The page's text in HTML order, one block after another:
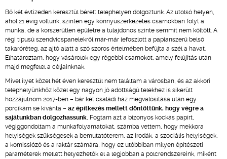
Bő két évtizeden keresztül bérelt telephelyen dolgoztunk. Az utolsó helyen,
ahol 21 évig voltunk, szintén egy könnyűszerkezetes csarnokban folyt a
munka, de a korszerűtlen épületre a tulajdonos szinte semmit nem költött. A
régi típusú szendvicspanelekről már-már lefoszlott a paplanszerű belső
takaróréteg, az ajtó alatt a szó szoros értelmében befújta a szél a havat.
Elhatároztam, hogy vásárolok egy régebbi csarnokot, amely felújítás után
majd megfelel a céljainknak.
Mivel ilyet közel hét éven keresztül nem találtam a városban, és az akkori
telephelyünkhöz közel egy nagyon jó adottságú telekhez is sikerült
hozzájutnom 2017-ben – bár két családi ház megvalósítása után egy
porcikám se kívánta – az építkezés mellett döntöttünk, hogy végre a
sajátunkban dolgozhassunk. Fogtam azt a bizonyos kockás papírt,
végiggondoltam a munkafolyamatokat, számba vettem, hogy mekkora
helyiségek szükségesek a bemutatóterem, az irodák, a szociális helyiségek,
a komissiózó és a raktár számára, hogy ez utóbbiban milyen építészeti
paraméterek mellett helyezhetők el a legjobban a polcrendszereink, miként